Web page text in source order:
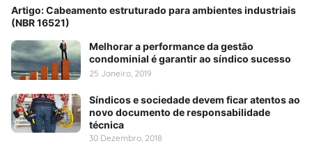
Artigo: Cabeamento estruturado para ambientes industriais
(NBR 16521)
Melhorar a performance da gestão
condominial é garantir ao síndico sucesso
25 Janeiro, 2019
Síndicos e sociedade devem ficar atentos ao
novo documento de responsabilidade
técnica
30 Dezembro, 2018